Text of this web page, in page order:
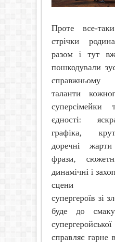
Проте все-
стрічки
разом і тут
пошкодували
таланти
єдності:
графіка,
доречні
фрази,
динамічні і
сцени
супергероїв зі
буде до
справляє гарне